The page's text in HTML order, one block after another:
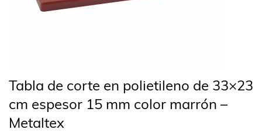
Tabla de corte en polietileno de 33×23
cm espesor 15 mm color marrón –
Metaltex